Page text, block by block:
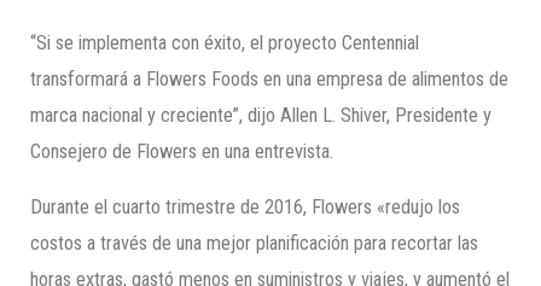
“Si se implementa con éxito, el proyecto Centennial
transformará a Flowers Foods en una empresa de alimentos de
marca nacional y creciente”, dijo Allen L. Shiver, Presidente y
Consejero de Flowers en una entrevista.
Durante el cuarto trimestre de 2016, Flowers «redujo los
costos a través de una mejor planificación para recortar las
horas extras, gastó menos en suministros y viajes, y aumentó el